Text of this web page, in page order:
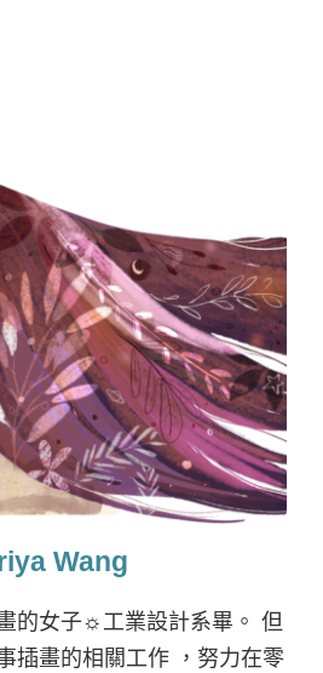
Wang
的女子☼工業設計系畢。 但
插畫的相關工作 ，努力在零